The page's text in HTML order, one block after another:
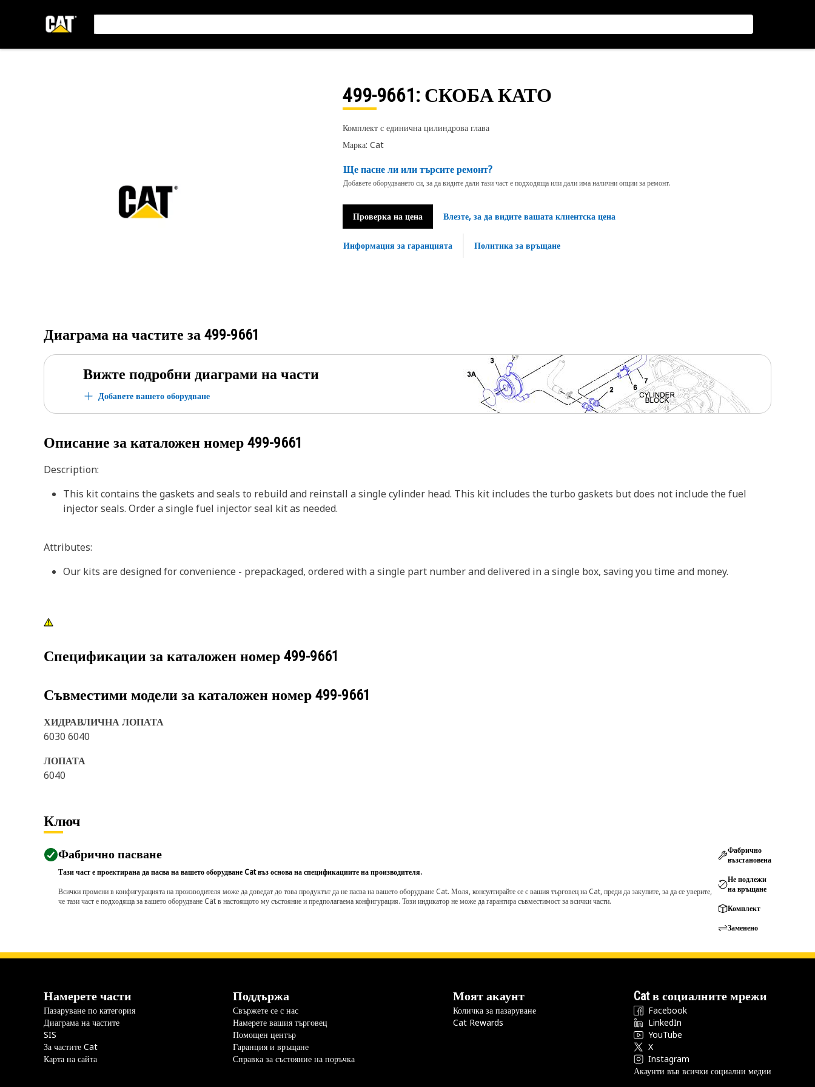
499-9661: СКОБА КАТО
Комплект с единична цилиндрова глава
Марка: Cat
Ще пасне ли или търсите ремонт?
Добавете оборудването си, за да видите дали тази част е подходяща или дали има налични опции за ремонт.
Проверка на цена Влезте, за да видите вашата клиентска цена
Информация за гаранцията Политика за връщане
Диаграма на частите за 499-9661
Вижте подробни диаграми на части
Добавете вашето оборудване
Описание за каталожен номер 499-9661
Description:
This kit contains the gaskets and seals to rebuild and reinstall a single cylinder head. This kit includes the turbo gaskets but does not include the fuel
injector seals. Order a single fuel injector seal kit as needed.
Attributes:
Our kits are designed for convenience - prepackaged, ordered with a single part number and delivered in a single box, saving you time and money.
Спецификации за каталожен номер 499-9661
Съвместими модели за каталожен номер 499-9661
ХИДРАВЛИЧНА ЛОПАТА
6030 6040
ЛОПАТА
6040
Ключ
Фабрично пасване
Тази част е проектирана да пасва на вашето оборудване Cat въз основа на спецификациите на производителя.
Всички промени в конфигурацията на производителя може да доведат до това продуктът да не пасва на вашето оборудване Cat. Моля, консултирайте се с вашия търговец на Cat, преди да закупите, за да се уверите,
че тази част е подходяща за вашето оборудване Cat в настоящото му състояние и предполагаема конфигурация. Този индикатор не може да гарантира съвместимост за всички части.
Фабрично
възстановена
Не подлежи
на връщане
Комплект
Заменено
Намерете части
Пазаруване по категория
Диаграма на частите
SIS
За частите Cat
Карта на сайта
Поддържа
Свържете се с нас
Намерете вашия търговец
Помощен център
Гаранция и връщане
Справка за състояние на поръчка
Моят акаунт
Количка за пазаруване
Cat Rewards
Cat в социалните мрежи
Facebook
LinkedIn
YouTube
X
Instagram
Акаунти във всички социални медии